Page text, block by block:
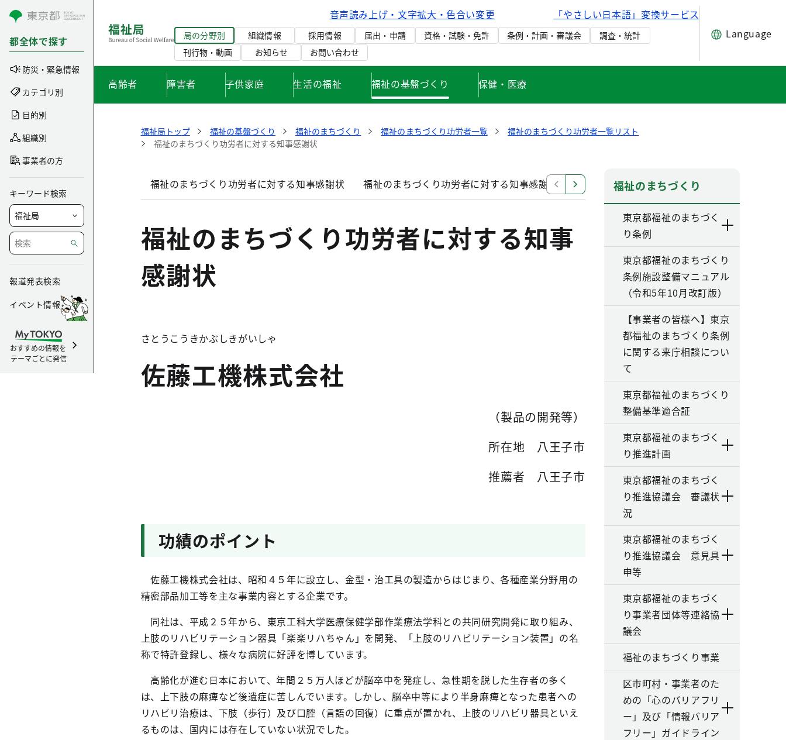
コンテンツにスキップ
都全体で探す
防災・緊急情報
カテゴリ別
目的別
組織別
事業者の方
キーワード検索
報道発表検索
イベント情報
おすすめの情報を
テーマごとに発信
音声読み上げ・文字拡大・色合い変更 「やさしい日本語」変換サービス
局の分野別 組織情報 採用情報 届出・申請 資格・試験・免許 条例・計画・審議会
調査・統計
刊行物・動画
お知らせ お問い合わせ
Language
高齢者 障害者 子供家庭 生活の福祉 福祉の基盤づくり 保健・医療
福祉局トップ 福祉の基盤づくり 福祉のまちづくり 福祉のまちづくり功労者一覧
福祉のまちづくり功労者一覧リスト
福祉のまちづくり功労者に対する知事感謝状
福祉のまちづくり功労者に対する知事感謝状 福祉のまちづくり功労者に対する知事感謝状 福祉のまちづくり功労者に対する知事感謝状
福祉のまちづくり功労者に対する知事
感謝状
さとうこうきかぶしきがいしゃ
佐藤工機株式会社
（製品の開発等）
所在地 八王子市
推薦者 八王子市
功績のポイント
佐藤工機株式会社は、昭和４５年に設立し、金型・治工具の製造からはじまり、各種産業分野用の
精密部品加工等を主な事業内容とする企業です。
同社は、平成２５年から、東京工科大学医療保健学部作業療法学科との共同研究開発に取り組み、
上肢のリハビリテーション器具「楽楽リハちゃん」を開発、「上肢のリハビリテーション装置」の名
称で特許登録し、様々な病院に好評を博しています。
高齢化が進む日本において、年間２５万人ほどが脳卒中を発症し、急性期を脱した生存者の多く
は、上下肢の麻痺など後遺症に苦しんでいます。しかし、脳卒中等により半身麻痺となった患者への
リハビリ治療は、下肢（歩行）及び口腔（言語の回復）に重点が置かれ、上肢のリハビリ器具といえ
るものは、国内には存在していない状況でした。
福祉のまちづくり
東京都福祉のまちづく
り条例
東京都福祉のまちづくり
条例施設整備マニュアル
（令和5年10月改訂版）
【事業者の皆様へ】東京
都福祉のまちづくり条例
に関する来庁相談につい
て
東京都福祉のまちづくり
整備基準適合証
東京都福祉のまちづく
り推進計画
東京都福祉のまちづく
り推進協議会 審議状
況
東京都福祉のまちづく
り推進協議会 意見具
申等
東京都福祉のまちづく
り事業者団体等連絡協
議会
福祉のまちづくり事業
区市町村・事業者のた
めの「心のバリアフリ
ー」及び「情報バリア
フリー」ガイドライン